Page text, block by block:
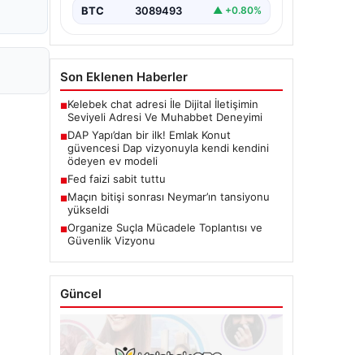
BTC 3089493 ▲ +0.80%
Son Eklenen Haberler
■Kelebek chat adresi İle Dijital İletişimin
Seviyeli Adresi Ve Muhabbet Deneyimi
■DAP Yapı’dan bir ilk! Emlak Konut
güvencesi Dap vizyonuyla kendi kendini
ödeyen ev modeli
■Fed faizi sabit tuttu
■Maçın bitişi sonrası Neymar’ın tansiyonu
yükseldi
■Organize Suçla Mücadele Toplantısı ve
Güvenlik Vizyonu
Güncel